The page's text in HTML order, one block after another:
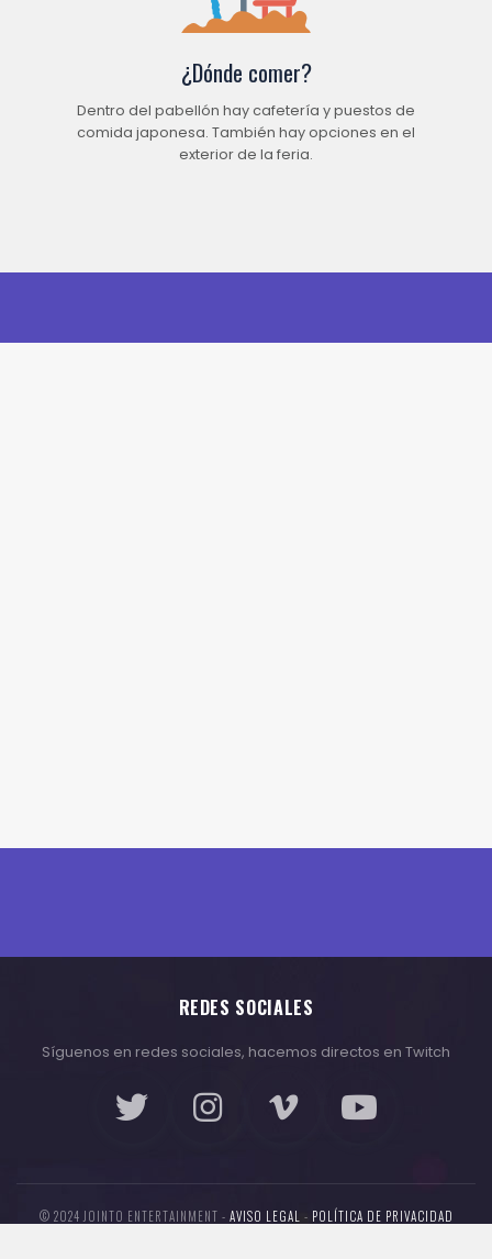
¿Dónde comer?
Dentro del pabellón hay cafetería y puestos de
comida japonesa. También hay opciones en el
exterior de la feria.
REDES SOCIALES
Síguenos en redes sociales, hacemos directos en Twitch
© 2024 JOINTO ENTERTAINMENT - AVISO LEGAL - POLÍTICA DE PRIVACIDAD